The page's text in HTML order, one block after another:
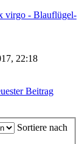
virgo - Blauflügel-
22:18
Beitrag
Sortiere nach